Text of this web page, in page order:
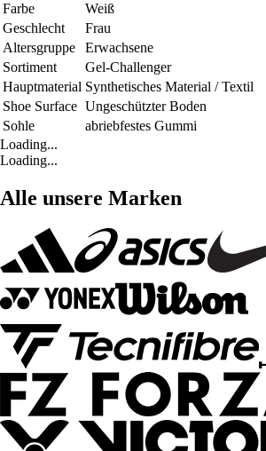
Farbe
Weiß
Geschlecht
Frau
Altersgruppe
Erwachsene
Sortiment
Gel-Challenger
Hauptmaterial Synthetisches Material / Textil
Shoe Surface Ungeschützter Boden
Sohle
abriebfestes Gummi
Loading...
Loading...
Alle unsere Marken